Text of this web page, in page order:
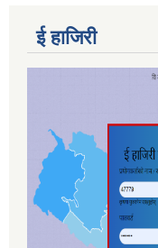
ई हाजिरी